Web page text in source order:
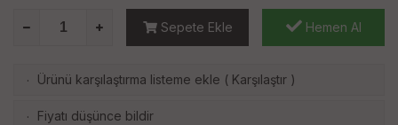
Sepete Ekle Hemen Al
· Ürünü karşılaştırma listeme ekle ( Karşılaştır )
· Fiyatı düşünce bildir